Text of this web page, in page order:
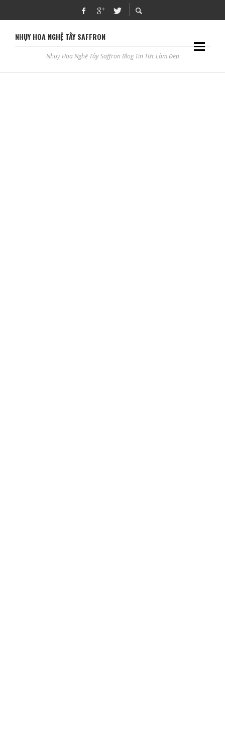
NHỤY HOA NGHỆ TÂY SAFFRON
Nhụy Hoa Nghệ Tây Saffron Blog Tin Tức Làm Đẹp